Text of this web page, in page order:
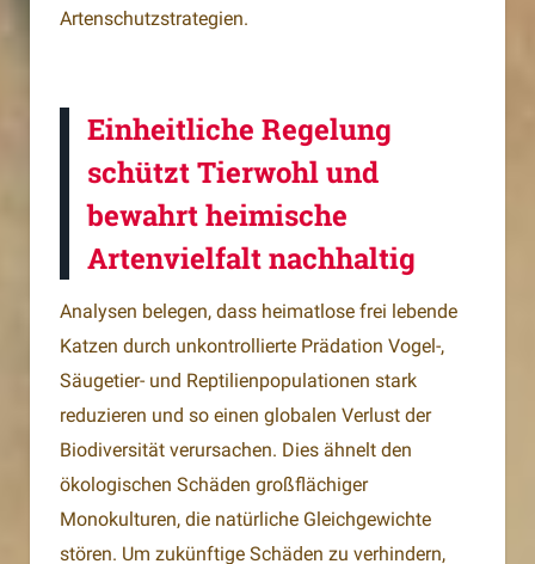
Artenschutzstrategien.
Einheitliche Regelung
schützt Tierwohl und
bewahrt heimische
Artenvielfalt nachhaltig
Analysen belegen, dass heimatlose frei lebende
Katzen durch unkontrollierte Prädation Vogel-,
Säugetier- und Reptilienpopulationen stark
reduzieren und so einen globalen Verlust der
Biodiversität verursachen. Dies ähnelt den
ökologischen Schäden großflächiger
Monokulturen, die natürliche Gleichgewichte
stören. Um zukünftige Schäden zu verhindern,